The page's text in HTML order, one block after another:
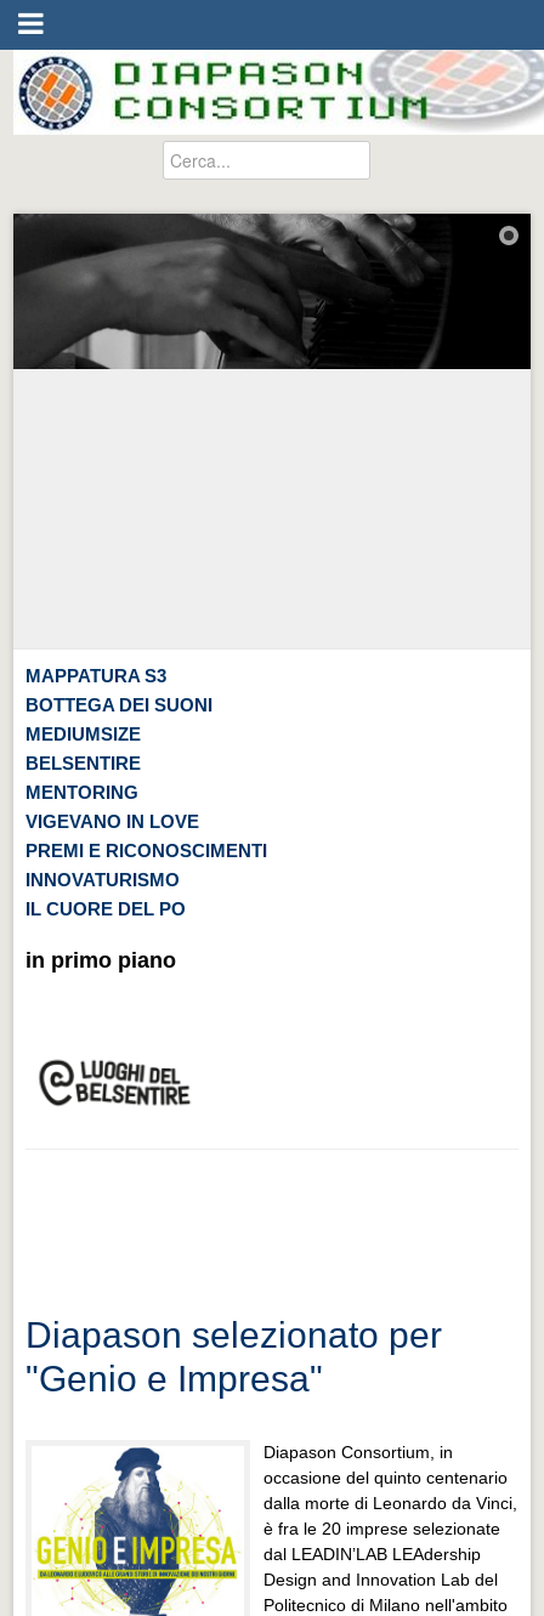
MAPPATURA S3
BOTTEGA DEI SUONI
MEDIUMSIZE
BELSENTIRE
MENTORING
VIGEVANO IN LOVE
PREMI E RICONOSCIMENTI
INNOVATURISMO
IL CUORE DEL PO
in primo piano
Diapason selezionato per
"Genio e Impresa"
Diapason Consortium, in
occasione del quinto centenario
dalla morte di Leonardo da Vinci,
è fra le 20 imprese selezionate
dal LEADIN’LAB LEAdership
Design and Innovation Lab del
Politecnico di Milano nell'ambito